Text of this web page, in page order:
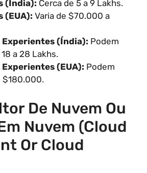
(Índia): Cerca de 5 a 9 Lakhs.
(EUA): Varia de $70.000 a
(Índia): Podem
a 28 Lakhs.
(EUA): Podem
$180.000.
De Nuvem Ou
Nuvem (Cloud
Or Cloud